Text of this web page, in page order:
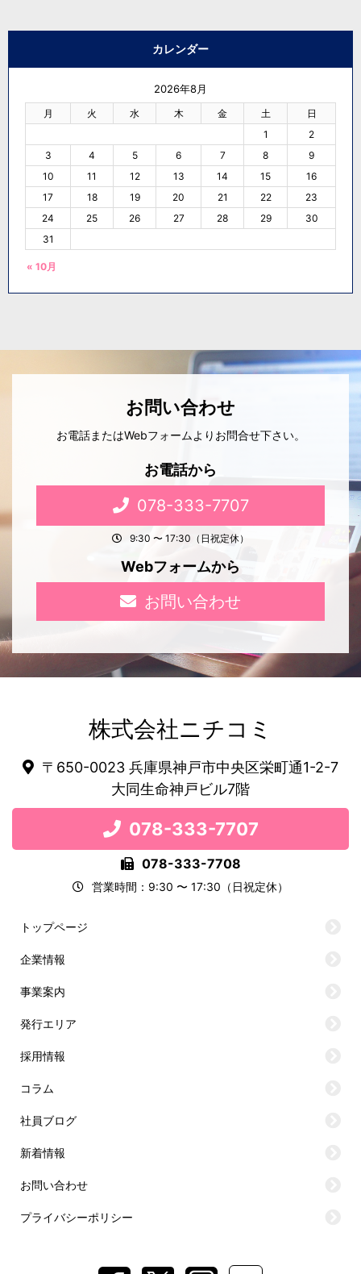
カレンダー
2026年8月
月 火 水 木 金 土 日
« 10月
1
2
3
4 5 6 7 8
9
10
11 12 13 14 15
16
17
18 19 20 21 22
23
24
25 26 27 28 29
30
31
お問い合わせ
お電話またはWebフォームよりお問合せ下さい。
お電話から
078-333-7707
9:30 〜 17:30（日祝定休）
Webフォームから
お問い合わせ
株式会社ニチコミ
〒650-0023 兵庫県神戸市中央区栄町通1-2-7
大同生命神戸ビル7階
078-333-7707
078-333-7708
営業時間：9:30 〜 17:30（日祝定休）
トップページ
企業情報
事業案内
発行エリア
採用情報
コラム
社員ブログ
新着情報
お問い合わせ
プライバシーポリシー